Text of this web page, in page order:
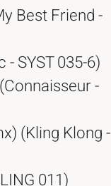
Best Friend -
SYST 035-6)
-
(Kling Klong -
011)